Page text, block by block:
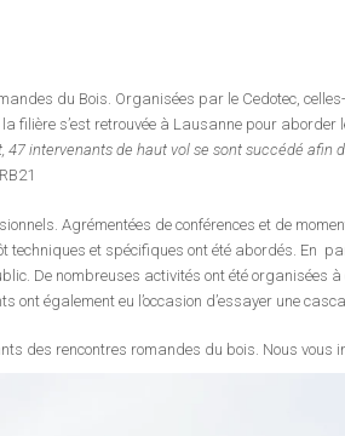
du Bois. Organisées par le Cedotec,
filière s’est retrouvée à Lausanne pour
47 intervenants de haut vol se sont succédé afin
Agrémentées de conférences et de
techniques et spécifiques ont été abordés. En
De nombreuses activités ont été organisées
également eu l’occasion d’essayer une
des rencontres romandes du bois. Nous